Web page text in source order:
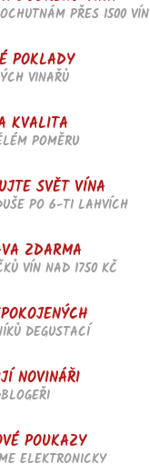
PŘES 1500 VÍN
POKLADY
VINAŘŮ
KVALITA
POMĚRU
SVĚT VÍNA
PO 6-TI LAHVÍCH
ZDARMA
VÍN NAD 1750 KČ
DEGUSTACÍ
NOVINÁŘI
POUKAZY
ELEKTRONICKY